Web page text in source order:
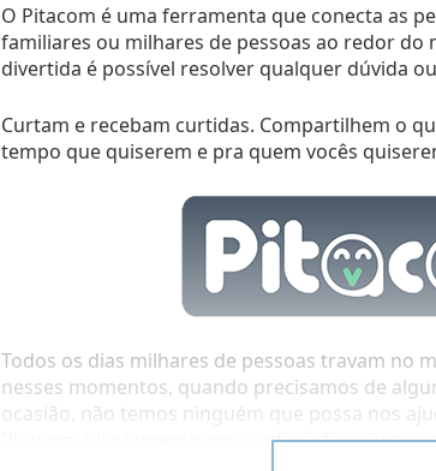
O Pitacom é uma ferramenta que conecta as
familiares ou milhares de pessoas ao redor do
divertida é possível resolver qualquer dúvida
Curtam e recebam curtidas. Compartilhem o
tempo que quiserem e pra quem vocês
Todos os dias milhares de pessoas travam no
nesses momentos, quando precisamos de
ocasião, não temos ninguém que possa nos
Pitacom é justamente nos ajudar a fazer uma